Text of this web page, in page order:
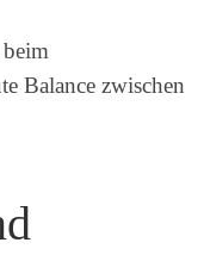
Balance zwischen